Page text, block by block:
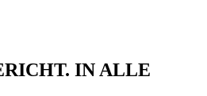
IN ALLE